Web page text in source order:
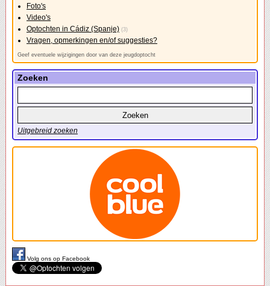
Foto's
Video's
Optochten in Cádiz (Spanje) (3)
Vragen, opmerkingen en/of suggesties?
Geef eventuele wijzigingen door van deze jeugdoptocht
Zoeken
Uitgebreid zoeken
Volg ons op Facebook